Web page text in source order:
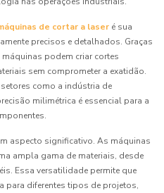
de cortar a laser é sua
precisos e detalhados. Graças
podem criar cortes
sem comprometer a exatidão.
como a indústria de
milimétrica é essencial para a
aspecto significativo. As máquinas
ampla gama de materiais, desde
Essa versatilidade permite que
para diferentes tipos de projetos,